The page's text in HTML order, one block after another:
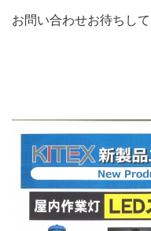
お問い合わせお待ちして